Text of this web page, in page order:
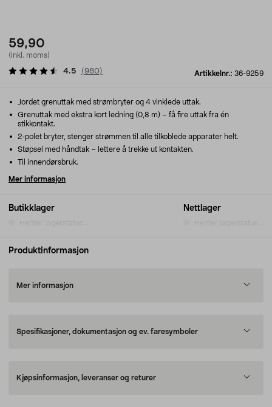
59,90
(inkl. moms)
Artikkelnr.: 36-9259
4.5 (980)
Butikklager Nettlager
Jordet grenuttak med strømbryter og 4 vinklede uttak.
Grenuttak med ekstra kort ledning (0,8 m) – få fire uttak fra én
stikkontakt.
2-polet bryter, stenger strømmen til alle tilkoblede apparater helt.
Støpsel med håndtak – lettere å trekke ut kontakten.
Til innendørsbruk.
Mer informasjon
Produktinformasjon
Mer informasjon
Spesifikasjoner, dokumentasjon og ev. faresymboler
Kjøpsinformasjon, leveranser og returer